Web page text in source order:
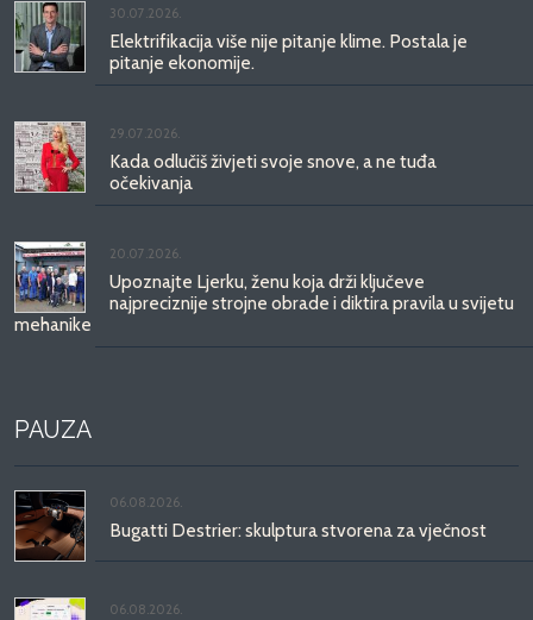
30.07.2026.
Elektrifikacija više nije pitanje klime. Postala je
pitanje ekonomije.
29.07.2026.
Kada odlučiš živjeti svoje snove, a ne tuđa
očekivanja
20.07.2026.
Upoznajte Ljerku, ženu koja drži ključeve
najpreciznije strojne obrade i diktira pravila u svijetu
mehanike
PAUZA
06.08.2026.
Bugatti Destrier: skulptura stvorena za vječnost
06.08.2026.